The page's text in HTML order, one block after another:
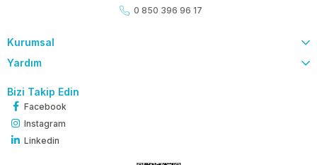
0 850 396 96 17
Kurumsal
Yardım
Bizi Takip Edin
Facebook
Instagram
Linkedin